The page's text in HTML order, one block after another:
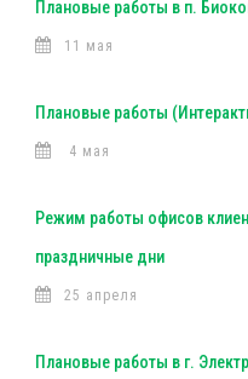
Плановые работы в п.
11 мая
Плановые работы
4 мая
Режим работы офисов
праздничные дни
25 апреля
Плановые работы в г.